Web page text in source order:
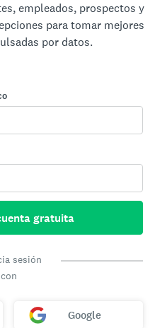
empleados, prospectos y
para tomar mejores
por datos.
gratuita
sesión
con
Google